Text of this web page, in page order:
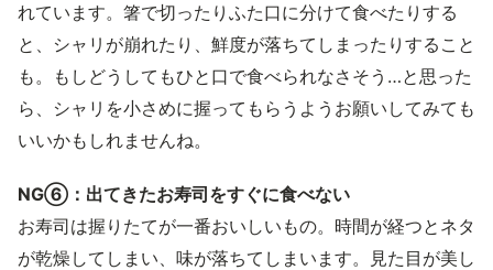
れています。箸で切ったりふた口に分けて食べたりする
と、シャリが崩れたり、鮮度が落ちてしまったりすること
も。もしどうしてもひと口で食べられなさそう…と思った
ら、シャリを小さめに握ってもらうようお願いしてみても
いいかもしれませんね。
NG⑥：出てきたお寿司をすぐに食べない
お寿司は握りたてが一番おいしいもの。時間が経つとネタ
が乾燥してしまい、味が落ちてしまいます。見た目が美し